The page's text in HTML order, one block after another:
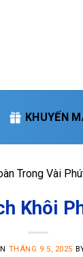
KHUYẾN
Trong Vài
Khôi
THÁNG 9 5, 2025